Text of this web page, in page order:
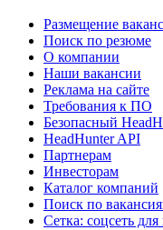
Размещение
Поиск по резюме
О компании
Наши вакансии
Реклама на сайте
Требования к ПО
Безопасный
HeadHunter API
Партнерам
Инвесторам
Каталог компаний
Поиск по
Сетка: соцсеть